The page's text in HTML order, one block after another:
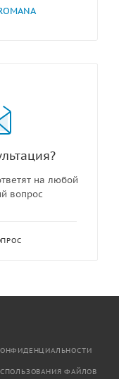
на любой
вопрос
ФАЙЛОВ